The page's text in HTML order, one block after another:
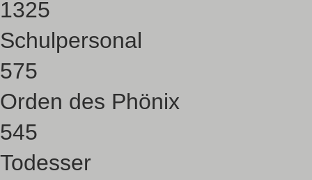
1325
Schulpersonal
575
Orden des Phönix
545
Todesser